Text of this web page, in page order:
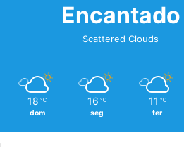
Encantado
Scattered Clouds
18 ℃
dom
16 ℃
seg
11 ℃
ter